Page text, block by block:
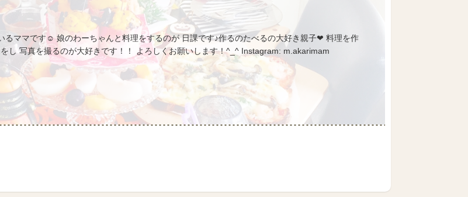
ママです☺︎ 娘のわーちゃんと料理をするのが 日課です♪作るのたべるの大好き親子❤︎ 料理を作
し 写真を撮るのが大好きです！！ よろしくお願いします！^_^ Instagram: m.akarimam